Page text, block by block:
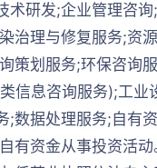
术研发;企业管理咨
治理与修复服务;资
策划服务;环保咨询
信息咨询服务);工业
;数据处理服务;自有
有资金从事投资活